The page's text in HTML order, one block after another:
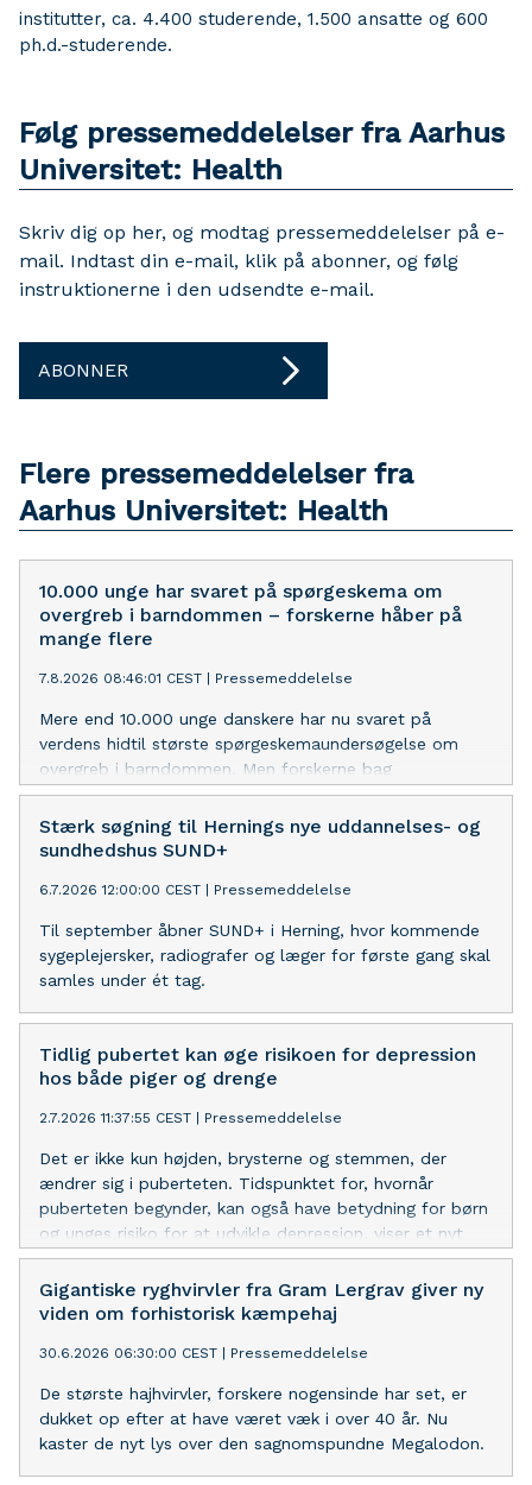
institutter, ca. 4.400 studerende, 1.500 ansatte og 600
ph.d.-studerende.
Følg pressemeddelelser fra Aarhus
Universitet: Health
Skriv dig op her, og modtag pressemeddelelser på e-
mail. Indtast din e-mail, klik på abonner, og følg
instruktionerne i den udsendte e-mail.
ABONNER
Flere pressemeddelelser fra
Aarhus Universitet: Health
10.000 unge har svaret på spørgeskema om
overgreb i barndommen – forskerne håber på
mange flere
7.8.2026 08:46:01 CEST Pressemeddelelse
Mere end 10.000 unge danskere har nu svaret på
verdens hidtil største spørgeskemaundersøgelse om
overgreb i barndommen. Men forskerne bag
undersøgelsen har brug for flere besvarelser, inden
undersøgelsen lukker den 15. oktober.
Stærk søgning til Hernings nye uddannelses- og
sundhedshus SUND+
6.7.2026 12:00:00 CEST Pressemeddelelse
Til september åbner SUND+ i Herning, hvor kommende
sygeplejersker, radiografer og læger for første gang skal
samles under ét tag.
Tidlig pubertet kan øge risikoen for depression
hos både piger og drenge
2.7.2026 11:37:55 CEST Pressemeddelelse
Det er ikke kun højden, brysterne og stemmen, der
ændrer sig i puberteten. Tidspunktet for, hvornår
puberteten begynder, kan også have betydning for børn
og unges risiko for at udvikle depression, viser et nyt
studie fra Aarhus Universitet.
Gigantiske ryghvirvler fra Gram Lergrav giver ny
viden om forhistorisk kæmpehaj
30.6.2026 06:30:00 CEST Pressemeddelelse
De største hajhvirvler, forskere nogensinde har set, er
dukket op efter at have været væk i over 40 år. Nu
kaster de nyt lys over den sagnomspundne Megalodon.